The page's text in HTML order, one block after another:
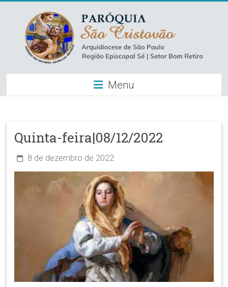
content
Paróquia
São
–
Luz
Arquidiocese
Episcopal
Setor
Menu
Quinta-feira|08/12/2022
8 de dezembro de 2022